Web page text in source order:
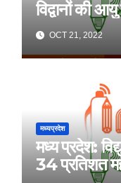
विद्वानों की
OCT 21, 2022
मध्यप्रदेश
मध्य प्रदेश:
34 प्रतिशत